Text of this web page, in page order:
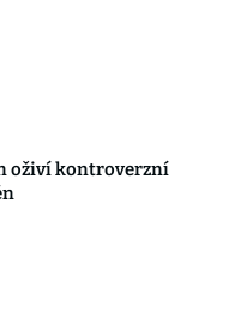
oživí kontroverzní